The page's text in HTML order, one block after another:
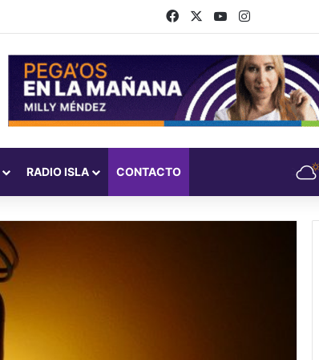
FacebookYouTubeInstagram
RADIO ISLA CONTACTO